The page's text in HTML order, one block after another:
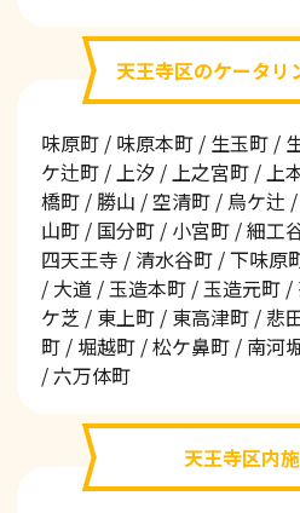
天王寺区のケータリ
味原町 / 味原本町 / 生玉町 /
ケ辻町 / 上汐 / 上之宮町 / 上
橋町 / 勝山 / 空清町 / 烏ケ辻
山町 / 国分町 / 小宮町 / 細工
四天王寺 / 清水谷町 / 下味原
/ 大道 / 玉造本町 / 玉造元町
ケ芝 / 東上町 / 東高津町 / 悲
町 / 堀越町 / 松ケ鼻町 / 南河
/ 六万体町
天王寺区内